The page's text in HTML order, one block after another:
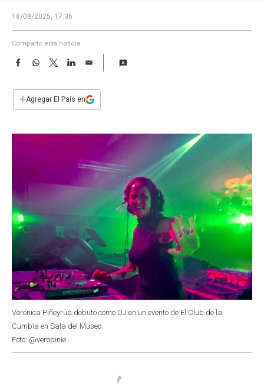
18/08/2025, 17:36
Compartir esta noticia
F
e
b
W
s
T
w
t
L
E
i
l
+Agregar El País en
Verónica Piñeyrúa debutó como DJ en un evento de El Club de la
Cumbia en Sala del Museo.
Foto: @veropinie